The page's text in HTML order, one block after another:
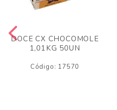
DOCE CX CHOCOMOLE
1,01KG 50UN
Código: 17570